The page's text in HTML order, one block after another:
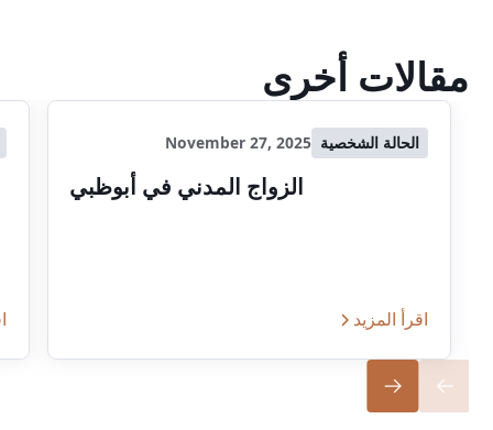
مقالات أخرى
الحالة الشخصية November 27, 2025
الزواج المدني في أبوظبي
اقرأ المزيد